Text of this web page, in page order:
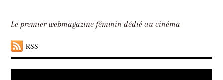
Le premier webmagazine féminin dédié au cinéma
RSS